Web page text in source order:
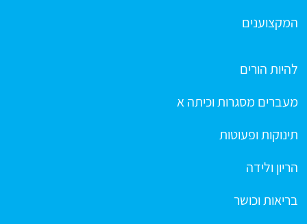
המקצוענים
להיות הורים
מעברים מסגרות וכיתה א
תינוקות ופעוטות
הריון ולידה
בריאות וכושר